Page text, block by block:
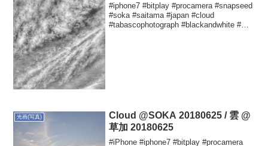
#iphone7 #bitplay #procamera #snapseed
#soka #saitama #japan #cloud
#tabascophotograph #blackandwhite #白
光画(写真)
Cloud @SOKA 20180625 / 雲 @
草加 20180625
#iPhone #iphone7 #bitplay #procamera